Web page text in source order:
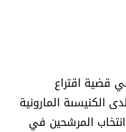
قضية اقتراع
الكنيسىة المارونية
المرشحين في